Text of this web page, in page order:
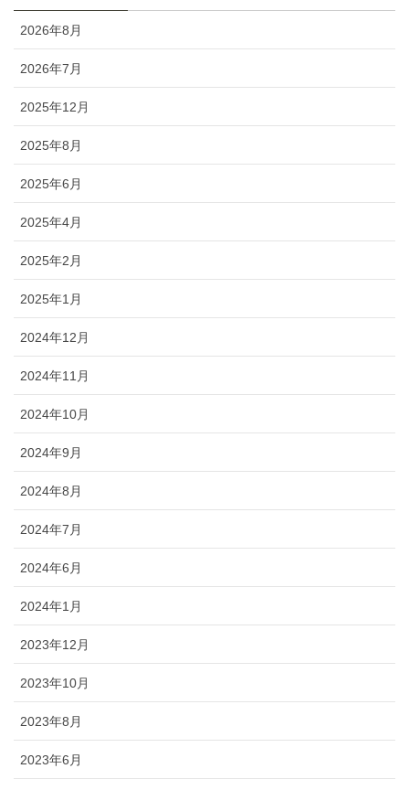
2026年8月
2026年7月
2025年12月
2025年8月
2025年6月
2025年4月
2025年2月
2025年1月
2024年12月
2024年11月
2024年10月
2024年9月
2024年8月
2024年7月
2024年6月
2024年1月
2023年12月
2023年10月
2023年8月
2023年6月